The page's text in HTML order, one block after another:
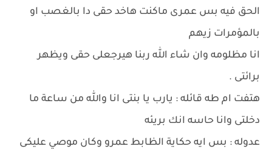
الحق فيه بس عمرى ماكنت هاخد حقى دا بالغصب او
بالمؤمرات زيهم
انا مظلومه وان شاء الله ربنا هيرجعلى حقى ويظهر
برائتى .
هتفت ام طه قائله : يارب يا بنتى انا والله من ساعة ما
دخلتى وانا حاسه انك بريئه
عدوله : بس ايه حكاية الظابط عمرو وكان موصي عليكى